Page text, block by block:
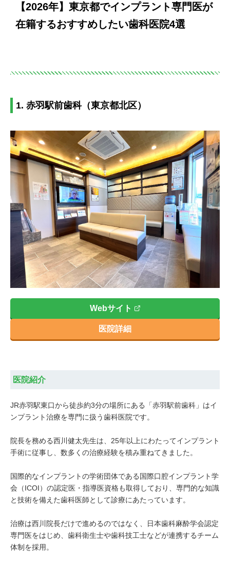
【2026年】東京都でインプラント専門医が
在籍するおすすめしたい歯科医院4選
1. 赤羽駅前歯科（東京都北区）
Webサイト
医院詳細
医院紹介
JR赤羽駅東口から徒歩約3分の場所にある「赤羽駅前歯科」はイ
ンプラント治療を専門に扱う歯科医院です。
院長を務める西川健太先生は、25年以上にわたってインプラント
手術に従事し、数多くの治療経験を積み重ねてきました。
国際的なインプラントの学術団体である国際口腔インプラント学
会（ICOI）の認定医・指導医資格も取得しており、専門的な知識
と技術を備えた歯科医師として診療にあたっています。
治療は西川院長だけで進めるのではなく、日本歯科麻酔学会認定
専門医をはじめ、歯科衛生士や歯科技工士などが連携するチーム
体制を採用。